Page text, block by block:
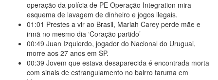
operação da polícia de PE Operação Integration mira
esquema de lavagem de dinheiro e jogos ilegais.
01:01 Prestes a vir ao Brasil, Mariah Carey perde mãe e
irmã no mesmo dia ‘Coração partido’
00:49 Juan Izquierdo, jogador do Nacional do Uruguai,
morre aos 27 anos em SP.
00:39 Jovem que estava desaparecida é encontrada morta
com sinais de estrangulamento no bairro taruma em